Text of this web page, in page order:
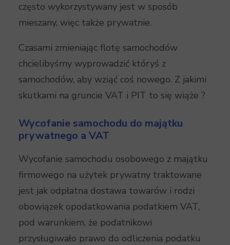
często wykorzystywany jest w sposób
mieszany, więc także prywatnie.
Czasami zmieniając flotę samochodów
chcielibyśmy wyprowadzić któryś z
samochodów, aby wziąć coś nowego. Z jakimi
skutkami na gruncie VAT i PIT to się wiąże ?
Wycofanie samochodu do majątku
prywatnego a VAT
Wycofanie samochodu osobowego z majątku
firmowego na użytek prywatny traktowane
jest jak odpłatna dostawa towarów i rodzi
obowiązek opodatkowania podatkiem VAT,
pod warunkiem, że podatnikowi
przysługiwało prawo do odliczenia podatku